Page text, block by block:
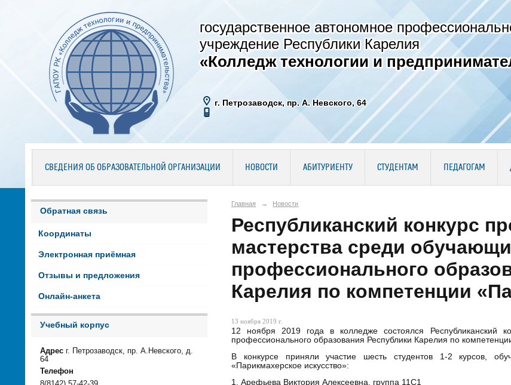
государственное автономное
учреждение Республики Карелия
«Колледж технологии и
г. Петрозаводск, пр. А. Невского, 64
СВЕДЕНИЯ ОБ ОБРАЗОВАТЕЛЬНОЙ ОРГАНИЗАЦИИ НОВОСТИ АБИТУРИЕНТУ СТУДЕНТАМ ПЕДАГОГАМ
Обратная связь
Координаты
Электронная приёмная
Отзывы и предложения
Онлайн-анкета
Учебный корпус
Адрес г. Петрозаводск, пр. А.Невского, д.
64
Телефон
Главная → Новости
Республиканский конкурс
мастерства среди
профессионального
Карелия по компетенции
13 ноября 2019 г.
12 ноября 2019 года в колледже состоялся Республиканский
профессионального образования Республики Карелия по
В конкурсе приняли участие шесть студентов 1-2 курсов,
«Парикмахерское искусство»:
1. Арефьева Виктория Алексеевна, группа 11С1